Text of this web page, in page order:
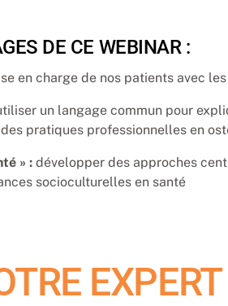
DE CE WEBINAR :
en charge de nos patients avec
un langage commun pour
pratiques professionnelles en
» :développer des approches
socioculturelles en santé